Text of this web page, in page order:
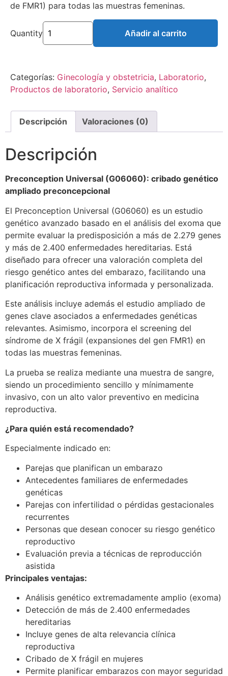
de FMR1) para todas las muestras femeninas.
Quantity Añadir al carrito
Categorías: Ginecología y obstetricia, Laboratorio,
Productos de laboratorio, Servicio analítico
Descripción Valoraciones (0)
Descripción
Preconception Universal (G06060): cribado genético
ampliado preconcepcional
El Preconception Universal (G06060) es un estudio
genético avanzado basado en el análisis del exoma que
permite evaluar la predisposición a más de 2.279 genes
y más de 2.400 enfermedades hereditarias. Está
diseñado para ofrecer una valoración completa del
riesgo genético antes del embarazo, facilitando una
planificación reproductiva informada y personalizada.
Este análisis incluye además el estudio ampliado de
genes clave asociados a enfermedades genéticas
relevantes. Asimismo, incorpora el screening del
síndrome de X frágil (expansiones del gen FMR1) en
todas las muestras femeninas.
La prueba se realiza mediante una muestra de sangre,
siendo un procedimiento sencillo y mínimamente
invasivo, con un alto valor preventivo en medicina
reproductiva.
¿Para quién está recomendado?
Especialmente indicado en:
Parejas que planifican un embarazo
Antecedentes familiares de enfermedades
genéticas
Parejas con infertilidad o pérdidas gestacionales
recurrentes
Personas que desean conocer su riesgo genético
reproductivo
Evaluación previa a técnicas de reproducción
asistida
Principales ventajas:
Análisis genético extremadamente amplio (exoma)
Detección de más de 2.400 enfermedades
hereditarias
Incluye genes de alta relevancia clínica
reproductiva
Cribado de X frágil en mujeres
Permite planificar embarazos con mayor seguridad